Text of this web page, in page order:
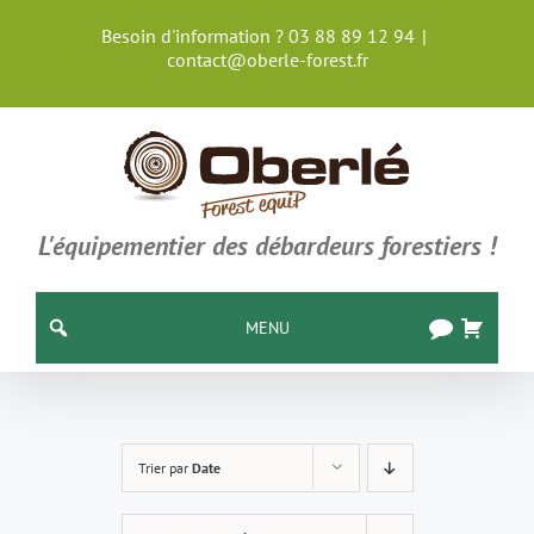
Besoin d'information ? 03 88 89 12 94 |
contact@oberle-forest.fr
L'équipementier des débardeurs forestiers !
MENU
Trier par Date